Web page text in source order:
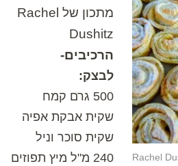
Rachel
מתכון של Rachel
Dushitz
הרכיבים-
לבצק:
500 גרם קמח
שקית אבקת אפיה
שקית סוכר וניל
240 מ"ל מיץ תפוזים